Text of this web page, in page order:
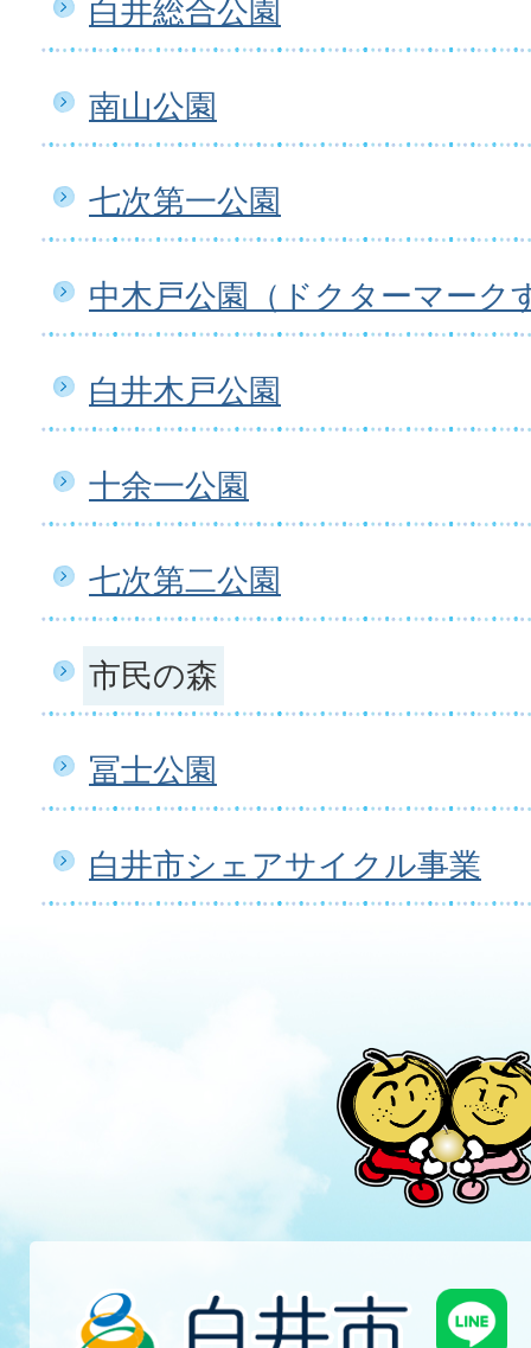
白井総合公園
南山公園
七次第一公園
中木戸公園（ドクターマーク
白井木戸公園
十余一公園
七次第二公園
市民の森
冨士公園
白井市シェアサイクル事業